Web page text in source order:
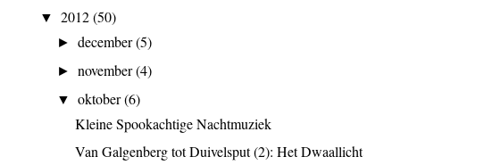
▼ 2012(50)
►december(5)
►november(4)
▼oktober(6)
Kleine Spookachtige Nachtmuziek
Van Galgenberg tot Duivelsput (2): Het Dwaallicht